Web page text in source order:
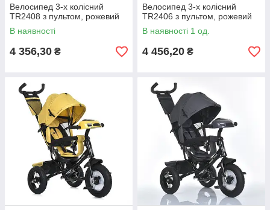
Велосипед 3-х колісний
TR2408 з пультом, рожевий
В наявності
4 356,30 ₴
Велосипед 3-х колісний
TR2406 з пультом, рожевий
В наявності 1 од.
4 456,20 ₴